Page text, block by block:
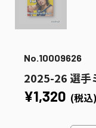
No.10009626
2025-26 選手
¥1,320 (税込)